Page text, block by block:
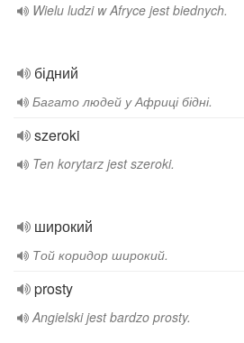
Wielu ludzi w Afryce jest biednych.
бідний
Багато людей у Африці бідні.
szeroki
Ten korytarz jest szeroki.
широкий
Той коридор широкий.
prosty
Angielski jest bardzo prosty.